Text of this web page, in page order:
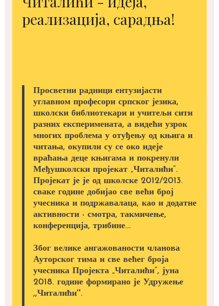
реализација, сарадња!
Просветни радници ентузијасти
углавном професори српског језика,
школски библиотекари и учитељи сити
разних експеримената, а видећи узрок
многих проблема у отуђењу од књига и
читања, окупили су се око идеје
враћања деце књигама и покренули
Међушколски пројекат „Читалићи”.
Пројекат је је од школске 2012/2013.
сваке године добијао све већи број
учесника и подржавалаца, као и додатне
активности - смотра, такмичење,
конференција, трибине...
Због велике ангажованости чланова
Ауторског тима и све већег броја
учесника Пројекта „Читалићи”, јуна
2018. године формирано је Удружење
,,Читалићи''.